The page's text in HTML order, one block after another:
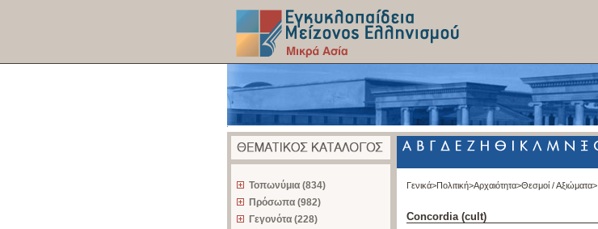
Τοπωνύμια (834)
Πρόσωπα (982)
Γεγονότα (228)
Γενικά>Πολιτική>Αρχαιότητα>Θεσμοί / Αξιώματα>
Concordia (cult)